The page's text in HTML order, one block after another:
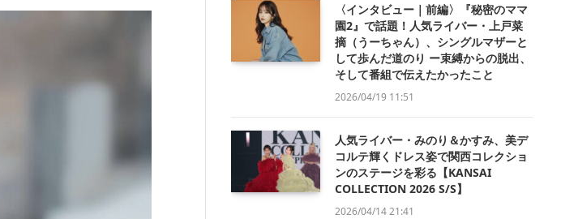
〈インタビュー｜前編〉『秘密のママ
園2』で話題！人気ライバー・上戸菜
摘（うーちゃん）、シングルマザーと
して歩んだ道のり ー束縛からの脱出、
そして番組で伝えたかったこと
2026/04/19 11:51
人気ライバー・みのり＆かすみ、美デ
コルテ輝くドレス姿で関西コレクショ
ンのステージを彩る【KANSAI
COLLECTION 2026 S/S】
2026/04/14 21:41